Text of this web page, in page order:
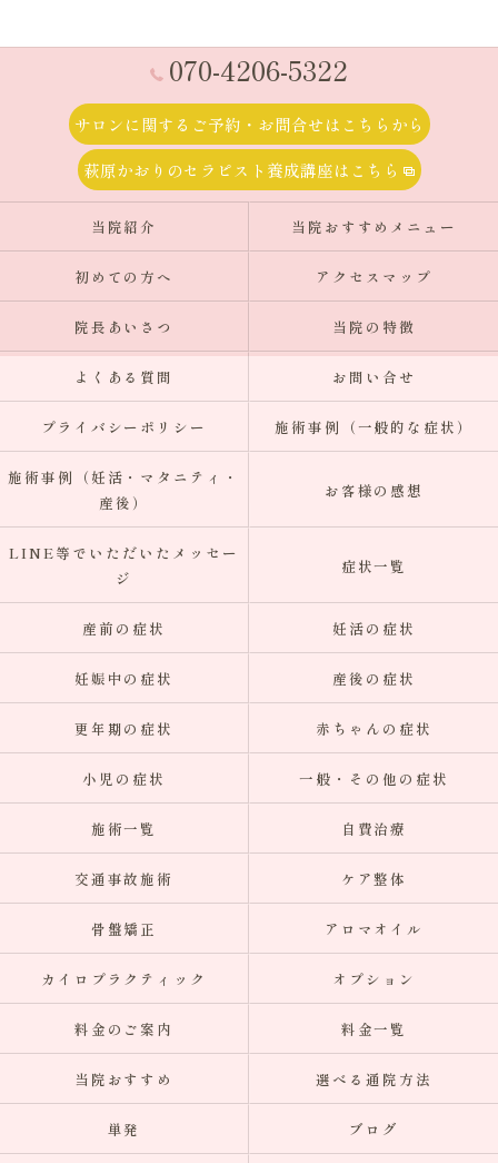
070-4206-5322
サロンに関するご予約・お問合せはこちらから
萩原かおりのセラピスト養成講座はこちら
当院紹介 当院おすすめメニュー
初めての方へ アクセスマップ
院長あいさつ 当院の特徴
よくある質問 お問い合せ
プライバシーポリシー 施術事例（一般的な症状）
施術事例（妊活・マタニティ・
産後）
お客様の感想
LINE等でいただいたメッセー
ジ
症状一覧
産前の症状 妊活の症状
妊娠中の症状 産後の症状
更年期の症状 赤ちゃんの症状
小児の症状 一般・その他の症状
施術一覧 自費治療
交通事故施術 ケア整体
骨盤矯正 アロマオイル
カイロプラクティック オプション
料金のご案内 料金一覧
当院おすすめ 選べる通院方法
単発 ブログ